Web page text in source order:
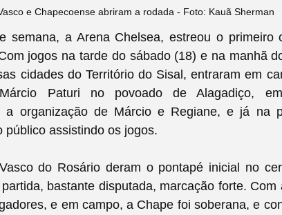
e Chapecoense abriram a rodada - Foto: Kauã Sherman
semana, a Arena Chelsea, estreou o primeiro
jogos na tarde do sábado (18) e na manhã
cidades do Território do Sisal, entraram em
Paturi no povoado de Alagadiço,
a organização de Márcio e Regiane, e já na
público assistindo os jogos.
do Rosário deram o pontapé inicial no
bastante disputada, marcação forte. Com
e em campo, a Chape foi soberana, e